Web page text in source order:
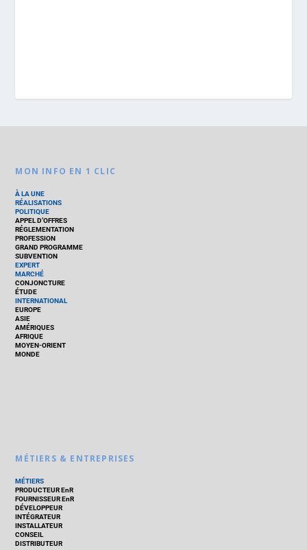
MON INFO EN 1 CLIC
À LA UNE
RÉALISATIONS
POLITIQUE
APPEL D’OFFRES
RÉGLEMENTATION
PROFESSION
GRAND PROGRAMME
SUBVENTION
EXPERT
MARCHÉ
CONJONCTURE
ÉTUDE
INTERNATIONAL
EUROPE
ASIE
AMÉRIQUES
AFRIQUE
MOYEN-ORIENT
MONDE
MÉTIERS & ENTREPRISES
MÉTIERS
PRODUCTEUR EnR
FOURNISSEUR EnR
DÉVELOPPEUR
INTÉGRATEUR
INSTALLATEUR
CONSEIL
DISTRIBUTEUR